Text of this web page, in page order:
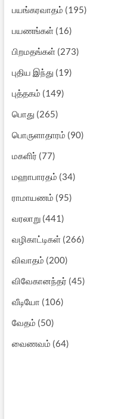
பயங்கரவாதம் (195)
பயணங்கள்(16)
பிறமதங்கள்(273)
புதிய இந்து (19)
புத்தகம் (149)
பொது (265)
பொருளாதாரம் (90)
மகளிர் (77)
மஹாபாரதம் (34)
ராமாயணம் (95)
வரலாறு(441)
வழிகாட்டிகள்(266)
விவாதம் (200)
விவேகானந்தர் (45)
வீடியோ (106)
வேதம் (50)
வைணவம் (64)